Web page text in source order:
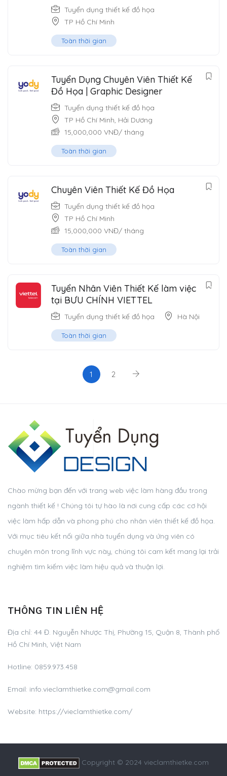
Tuyển dụng thiết kế đồ họa
TP Hồ Chí Minh
Toàn thời gian
Tuyển Dụng Chuyên Viên Thiết Kế
Đồ Họa | Graphic Designer
Tuyển dụng thiết kế đồ họa
TP Hồ Chí Minh, Hải Dương
15,000,000 VNĐ/ tháng
Toàn thời gian
Chuyên Viên Thiết Kế Đồ Họa
Tuyển dụng thiết kế đồ họa
TP Hồ Chí Minh
15,000,000 VNĐ/ tháng
Toàn thời gian
Tuyển Nhân Viên Thiết Kế làm việc
tại BƯU CHÍNH VIETTEL
Tuyển dụng thiết kế đồ họa Hà Nội
Toàn thời gian
1 2
Chào mừng bạn đến với trang web việc làm hàng đầu trong
ngành thiết kế ! Chúng tôi tự hào là nơi cung cấp các cơ hội
việc làm hấp dẫn và phong phú cho nhân viên thiết kế đồ họa.
Với mục tiêu kết nối giữa nhà tuyển dụng và ứng viên có
chuyên môn trong lĩnh vực này, chúng tôi cam kết mang lại trải
nghiệm tìm kiếm việc làm hiệu quả và thuận lợi.
THÔNG TIN LIÊN HỆ
Địa chỉ: 44 Đ. Nguyễn Nhược Thị, Phường 15, Quận 8, Thành phố
Hồ Chí Minh, Việt Nam
Hotline: 0859.973.458
Email: info.vieclamthietke.com@gmail.com
Website: https://vieclamthietke.com/
Copyright © 2024 vieclamthietke.com